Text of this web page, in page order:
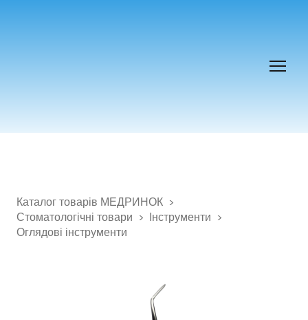
Каталог товарів МЕДРИНОК
Стоматологічні товари
Інструменти
Оглядові інструменти